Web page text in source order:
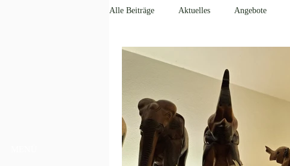
Alle Beiträge Aktuelles Angebote